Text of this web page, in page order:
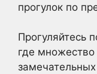
прогулок по
Прогуляйтесь
где множество